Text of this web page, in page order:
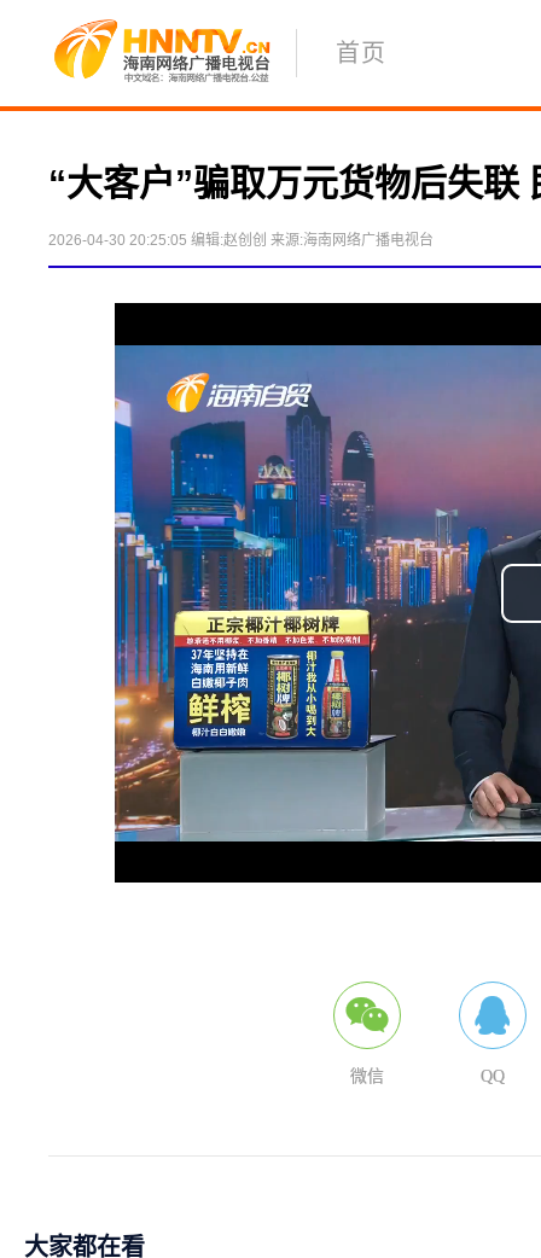
首页
“大客户”骗取万元货物后失联
2026-04-30 20:25:05 编辑:赵创创 来源:海南网络广播电视台
微信 QQ
大家都在看